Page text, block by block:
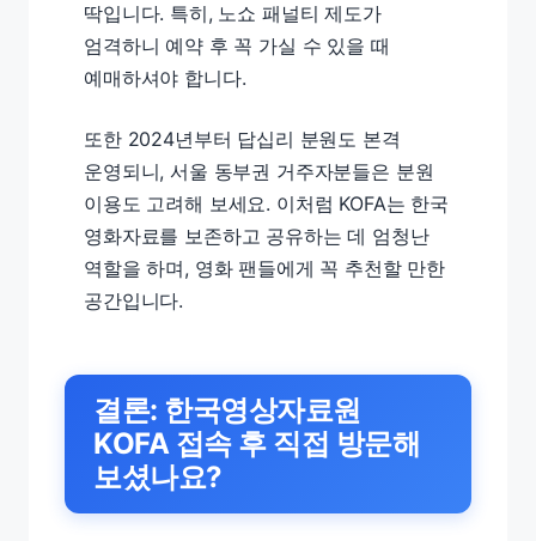
딱입니다. 특히, 노쇼 패널티 제도가
엄격하니 예약 후 꼭 가실 수 있을 때
예매하셔야 합니다.
또한 2024년부터 답십리 분원도 본격
운영되니, 서울 동부권 거주자분들은 분원
이용도 고려해 보세요. 이처럼 KOFA는 한국
영화자료를 보존하고 공유하는 데 엄청난
역할을 하며, 영화 팬들에게 꼭 추천할 만한
공간입니다.
결론: 한국영상자료원
KOFA 접속 후 직접 방문해
보셨나요?